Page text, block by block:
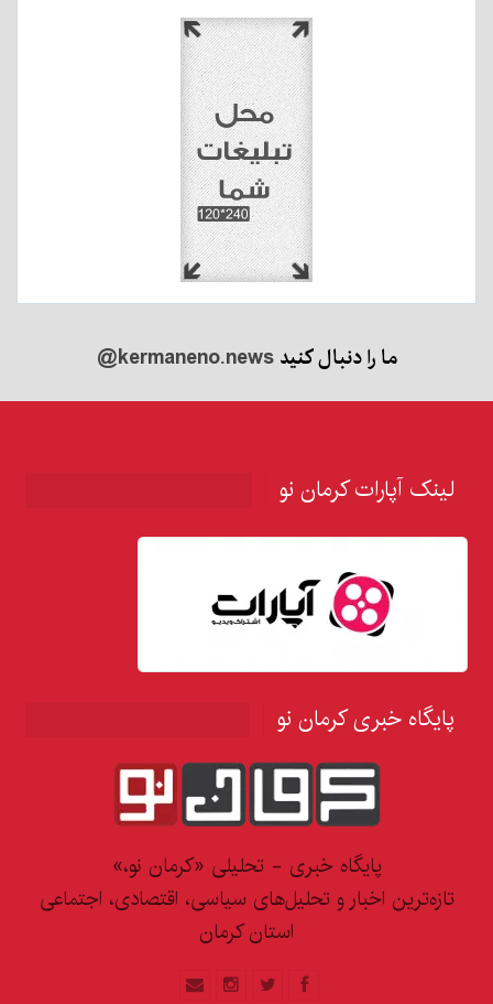
ما را دنبال کنید@kermaneno.news
لینک آپارات کرمان نو
پایگاه خبری کرمان نو
پایگاه خبری - تحلیلی «کرمان نو،»
تازه‌ترین اخبار و تحلیل‌های سیاسی، اقتصادی، اجتماعی
استان کرمان